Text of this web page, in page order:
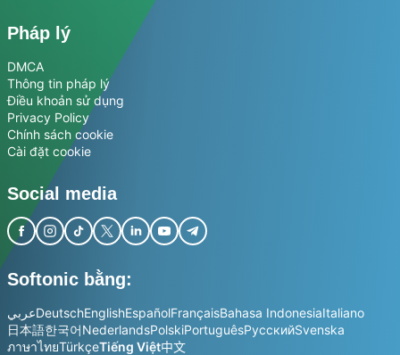
Pháp lý
DMCA
Thông tin pháp lý
Điều khoản sử dụng
Privacy Policy
Chính sách cookie
Cài đặt cookie
Social media
Softonic bằng:
عربيDeutschEnglishEspañolFrançaisBahasa IndonesiaItaliano
日本語한국어NederlandsPolskiPortuguêsРусскийSvenska
ภาษาไทยTürkçeTiếng Việt中文